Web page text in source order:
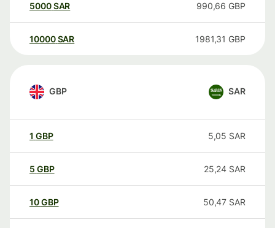
5000SAR 990,66 GBP
10000 SAR 1981,31 GBP
GBP SAR
1 GBP 5,05 SAR
5 GBP 25,24 SAR
10GBP 50,47 SAR